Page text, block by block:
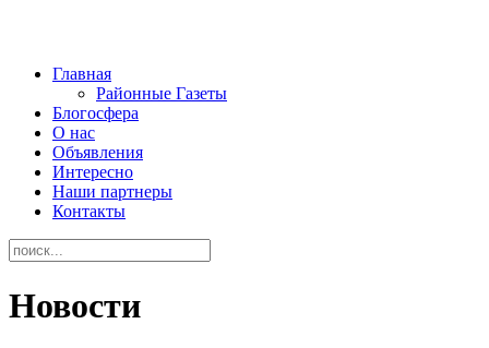
Главная
Районные Газеты
Блогосфера
О нас
Объявления
Интересно
Наши партнеры
Контакты
Новости